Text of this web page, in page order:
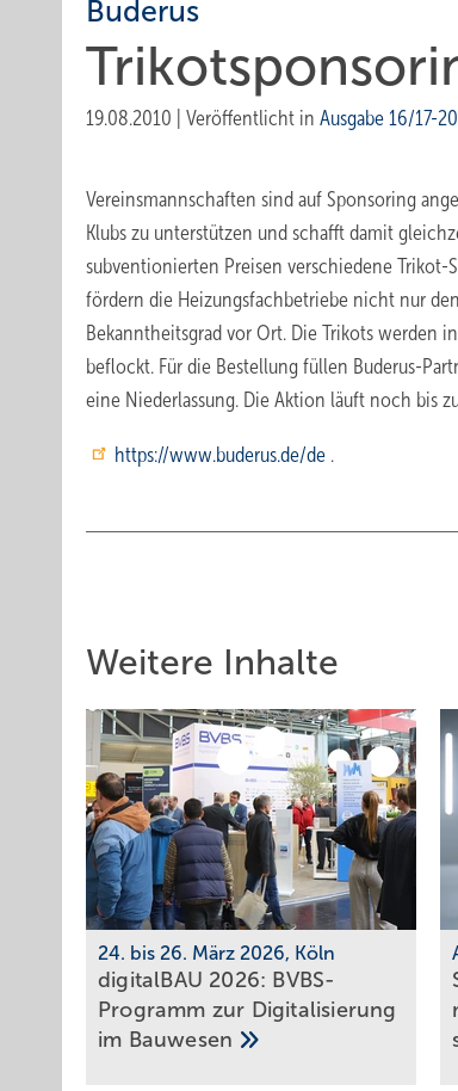
Buderus
19.08.2010 Veröffentlicht in Ausgabe 16/17-
Vereinsmannschaften sind auf Sponsoring
Klubs zu unterstützen und schafft damit
subventionierten Preisen verschiedene
fördern die Heizungsfachbetriebe nicht nur
Bekanntheitsgrad vor Ort. Die Trikots werden
beflockt. Für die Bestellung füllen Buderus-
eine Niederlassung. Die Aktion läuft noch bis
https://www.buderus.de/de .
Weitere Inhalte
24. bis 26. März 2026, Köln
digitalBAU 2026: BVBS-
Programm zur Digi­ta­li­sie­rung
im Bau­wesen